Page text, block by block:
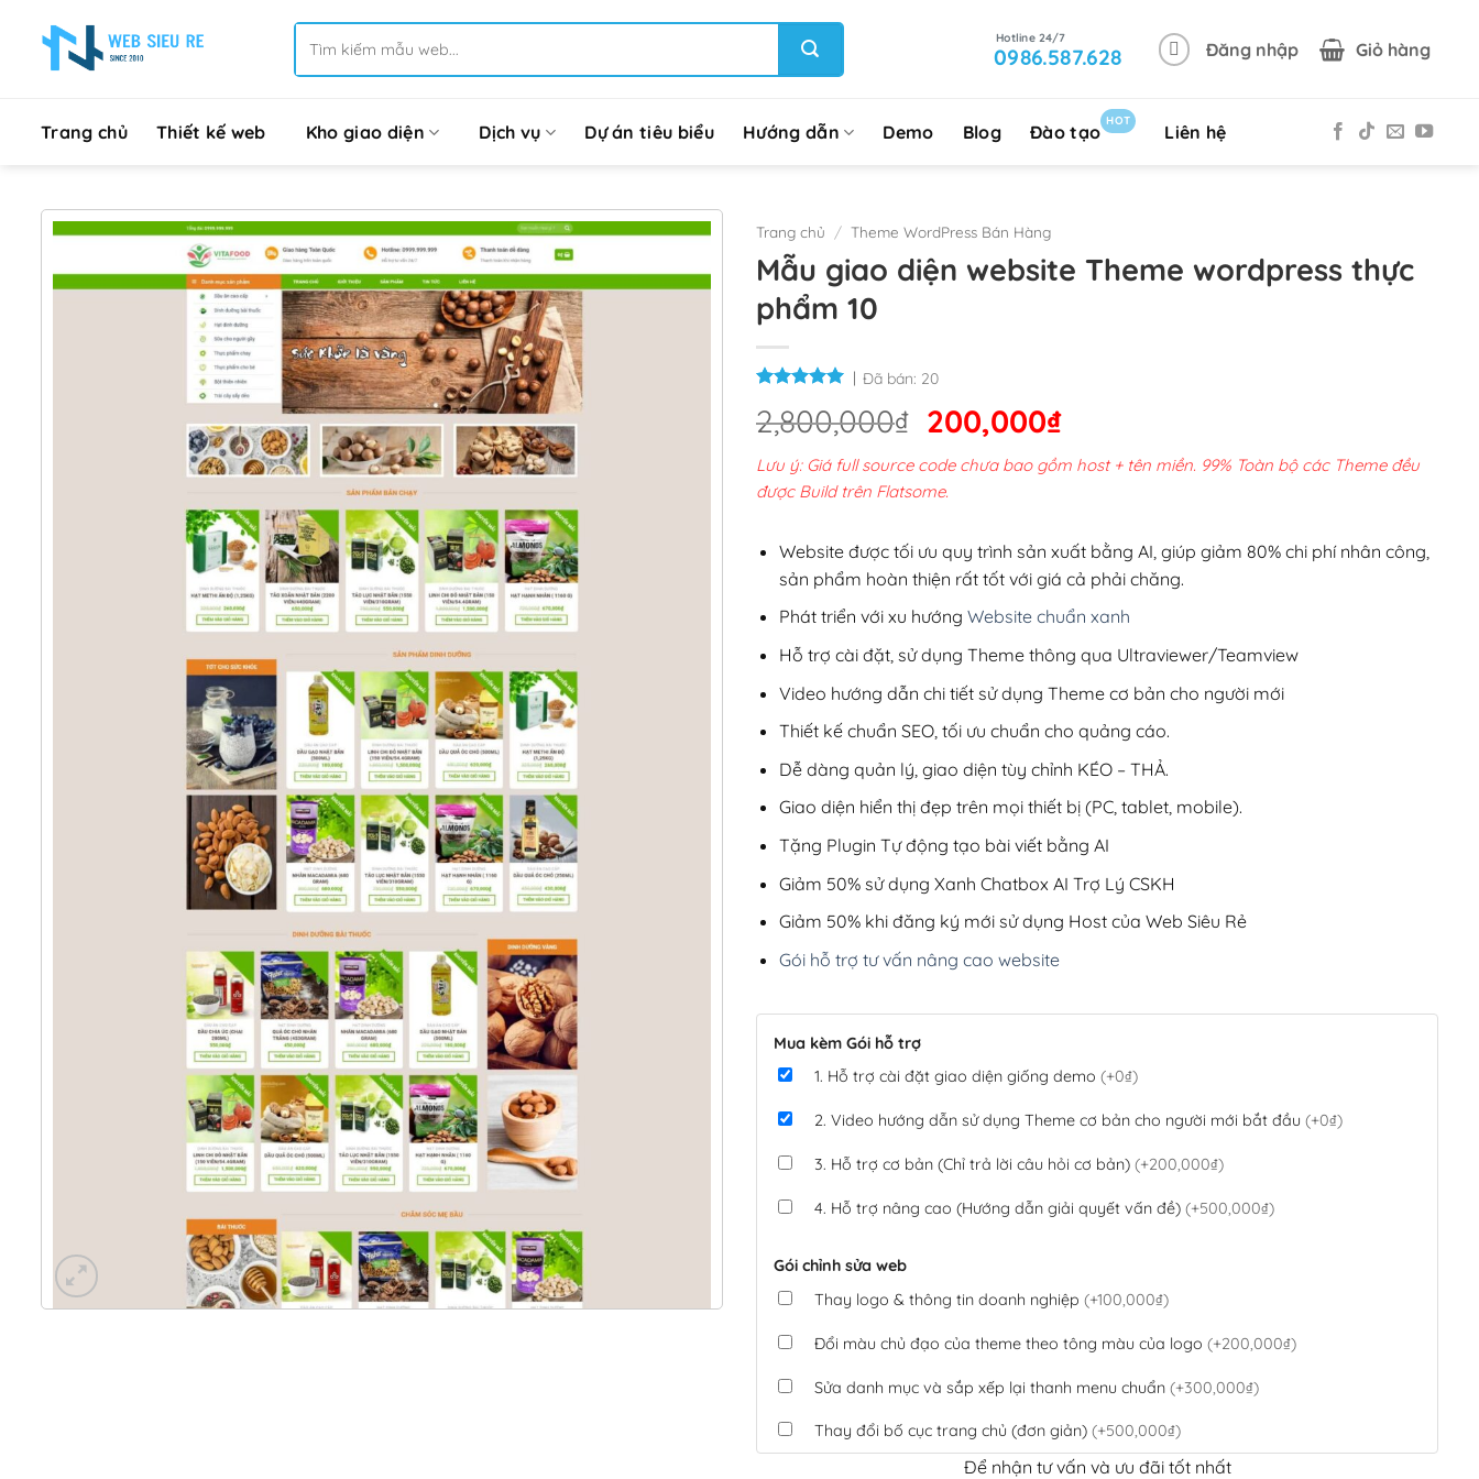
kiếm:
0986.587.628 Đăng nhập Giỏ hàng
Trang chủ Thiết kế web Kho giao diện Dịch vụ Dự án tiêu biểu Hướng dẫn Demo Blog Đào tạo
HOT
Liên hệ
Trang chủ / Theme WordPress Bán Hàng
Mẫu giao diện website Theme wordpress thực
phẩm 10
Đã bán: 20
2,800,000₫ Giá
gốc
là:
200,000₫Giá
hiện
tại
200,000₫.
Lưu ý: Giá full source code chưa bao gồm host + tên miền. 99% Toàn bộ các Theme đều
được Build trên Flatsome.
Website được tối ưu quy trình sản xuất bằng AI, giúp giảm 80% chi phí nhân công,
sản phẩm hoàn thiện rất tốt với giá cả phải chăng.
Phát triển với xu hướng Website chuẩn xanh
Hỗ trợ cài đặt, sử dụng Theme thông qua Ultraviewer/Teamview
Video hướng dẫn chi tiết sử dụng Theme cơ bản cho người mới
Thiết kế chuẩn SEO, tối ưu chuẩn cho quảng cáo.
Dễ dàng quản lý, giao diện tùy chỉnh KÉO – THẢ.
Giao diện hiển thị đẹp trên mọi thiết bị (PC, tablet, mobile).
Tặng Plugin Tự động tạo bài viết bằng AI
Giảm 50% sử dụng Xanh Chatbox AI Trợ Lý CSKH
Giảm 50% khi đăng ký mới sử dụng Host của Web Siêu Rẻ
Gói hỗ trợ tư vấn nâng cao website
Mua kèm Gói hỗ trợ
1. Hỗ trợ cài đặt giao diện giống demo (+0₫)
2. Video hướng dẫn sử dụng Theme cơ bản cho người mới bắt đầu (+0₫)
3. Hỗ trợ cơ bản (Chỉ trả lời câu hỏi cơ bản) (+200,000₫)
4. Hỗ trợ nâng cao (Hướng dẫn giải quyết vấn đề) (+500,000₫)
Gói chỉnh sửa web
Thay logo & thông tin doanh nghiệp (+100,000₫)
Đổi màu chủ đạo của theme theo tông màu của logo (+200,000₫)
Sửa danh mục và sắp xếp lại thanh menu chuẩn (+300,000₫)
Thay đổi bố cục trang chủ (đơn giản) (+500,000₫)
Tích hợp thanh toán QR Code ngân hàng(+100,000₫)
Để nhận tư vấn và ưu đãi tốt nhất